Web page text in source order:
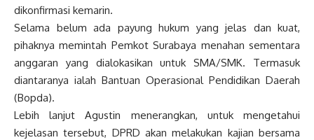
dikonfirmasi kemarin.
Selama belum ada payung hukum yang jelas dan kuat,
pihaknya memintah Pemkot Surabaya menahan sementara
anggaran yang dialokasikan untuk SMA/SMK. Termasuk
diantaranya ialah Bantuan Operasional Pendidikan Daerah
(Bopda).
Lebih lanjut Agustin menerangkan, untuk mengetahui
kejelasan tersebut, DPRD akan melakukan kajian bersama